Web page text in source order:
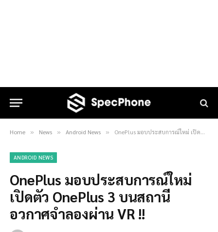
Home » News » Android News » OnePlus มอบประสบการณ์ใหม่ เปิดตัว OnePlus 3 บนสถานีอวกาศจำลองผ่าน VR !!
ANDROID NEWS
OnePlus มอบประสบการณ์ใหม่
เปิดตัว OnePlus 3 บนสถานี
อวกาศจำลองผ่าน VR !!